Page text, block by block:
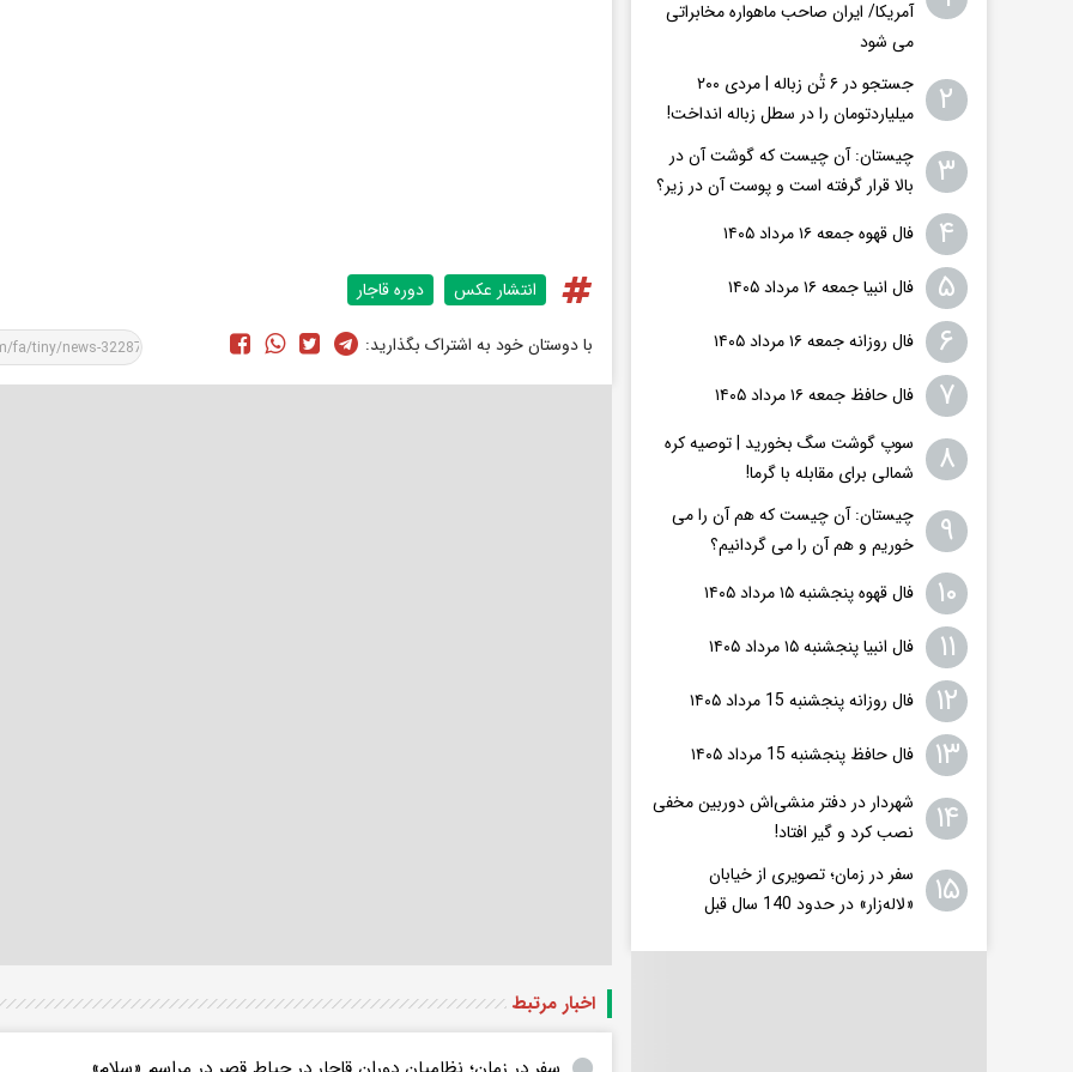
انتشار عکس دوره قاجار
با دوستان خود به اشتراک بگذارید:
اخبار مرتبط
آمریکا/ ایران صاحب ماهواره مخابراتی
می شود
۲
جستجو در ۶ تُن زباله | مردی ۲۰۰
میلیاردتومان را در سطل زباله انداخت!
۳
چیستان: آن چیست که گوشت آن در
بالا قرار گرفته است و پوست آن در زیر؟
۴ فال قهوه جمعه ۱۶ مرداد ۱۴۰۵
۵ فال انبیا جمعه ۱۶ مرداد ۱۴۰۵
۶ فال روزانه جمعه ۱۶ مرداد ۱۴۰۵
۷ فال حافظ جمعه ۱۶ مرداد ۱۴۰۵
۸
سوپ گوشت سگ بخورید | توصیه کره
شمالی برای مقابله با گرما!
۹
چیستان: آن چیست که هم آن را می
خوریم و هم آن را می گردانیم؟
۱۰ فال قهوه پنجشنبه ۱۵ مرداد ۱۴۰۵
۱۱ فال انبیا پنجشنبه ۱۵ مرداد ۱۴۰۵
۱۲ فال روزانه پنجشنبه 15 مرداد ۱۴۰۵
۱۳ فال حافظ پنجشنبه 15 مرداد ۱۴۰۵
۱۴
شهردار در دفتر منشی‌اش دوربین مخفی
نصب کرد و گیر افتاد!
۱۵
سفر در زمان؛ تصویری از خیابان
«لاله‌زار» در حدود 140 سال قبل